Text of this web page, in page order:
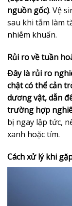
nguồn gốc). Vệ
sau khi tắm làm
nhiễm khuẩn.
Rủi ro về tuần
Đây là rủi ro
chật có thể cản
dương vật, dẫn
trường hợp
bị ngay lập tức,
xanh hoặc tím.
Cách xử lý khi